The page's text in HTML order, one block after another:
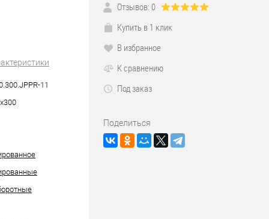
11
Отзывов: 0
Купить в 1 клик
В избранное
К сравнению
Под заказ
Поделиться